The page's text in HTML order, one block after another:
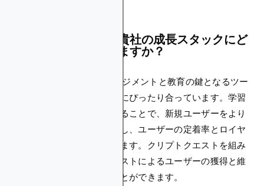
クリプトクエストは貴社の成長スタックにど
のように当てはまりますか？
Crypto Questは、エンゲージメントと教育の鍵となるツー
ルとして、貴社の成長戦略にぴったり合っています。学習
をゲーミフィケーションすることで、新規ユーザーをより
効果的にオンボーディングし、ユーザーの定着率とロイヤ
ルティを高めることができます。クリプトクエストを組み
込むことで、クリプトクエストによるユーザーの獲得と維
持率を大幅に向上させることができます。